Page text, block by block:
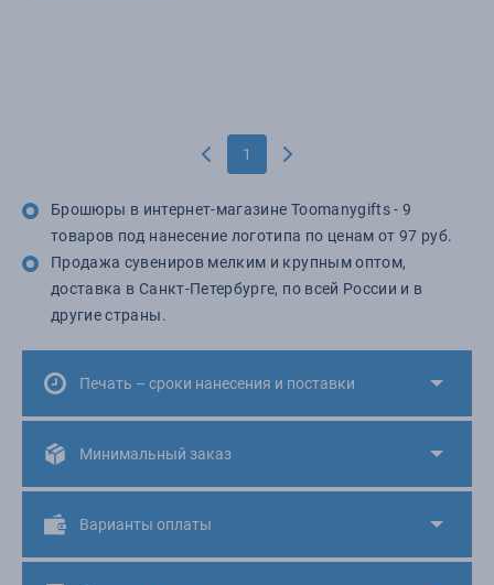
1
Брошюры в интернет-магазине Toomanygifts - 9
товаров под нанесение логотипа по ценам от 97 руб.
Продажа сувениров мелким и крупным оптом,
доставка в Санкт-Петербурге, по всей России и в
другие страны.
Печать – сроки нанесения и поставки
Минимальный заказ
Варианты оплаты